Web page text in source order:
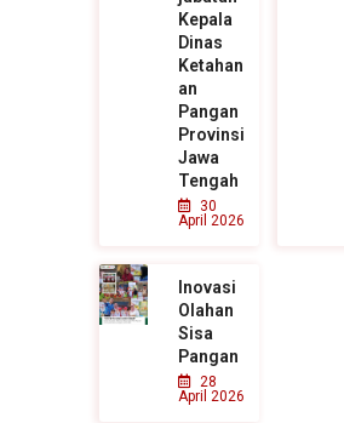
Kepala
Dinas
Ketahan
an
Pangan
Provinsi
Jawa
Tengah
30
April 2026
Inovasi
Olahan
Sisa
Pangan
28
April 2026